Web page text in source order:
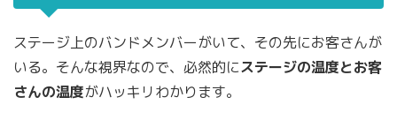
ステージ上のバンドメンバーがいて、その先にお客さんが
いる。そんな視界なので、必然的にステージの温度とお客
さんの温度がハッキリわかります。